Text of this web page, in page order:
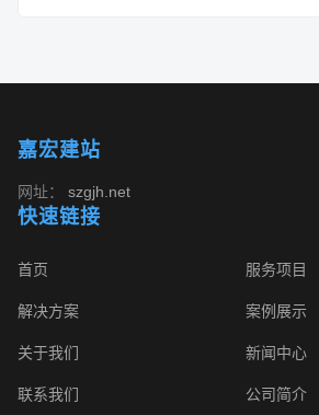
嘉宏建站
网址： szgjh.net
快速链接
首页 服务项目
解决方案 案例展示
关于我们 新闻中心
联系我们 公司简介